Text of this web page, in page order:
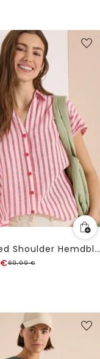
Dropped Shoulder Hemdbluse aus Leinen
€69,99€